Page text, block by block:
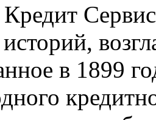
Кредит
в 1899